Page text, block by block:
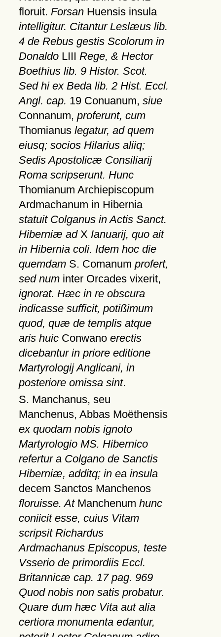
floruit. ForsanHuensis insula
intelligitur. Citantur Leslæus lib.
4 de Rebus gestis Scolorum in
DonaldoLIII Rege, & Hector
Boethius lib. 9 Histor. Scot.
Sed hi ex Beda lib. 2 Hist. Eccl.
Angl. cap. 19 Conuanum, siue
Connanum, proferunt, cum
Thomianus legatur, ad quem
eiusq; socios Hilarius aliiq;
Sedis Apostolicæ Consiliarij
Roma scripserunt. Hunc
Thomianum Archiepiscopum
Ardmachanum in Hibernia
statuit Colganus in Actis Sanct.
Hiberniæ adX Ianuarij, quo ait
in Hibernia coli. Idem hoc die
quemdamS. Comanum profert,
sed numinter Orcades vixerit,
ignorat. Hæc in re obscura
indicasse sufficit, potißimum
quod, quæ de templis atque
aris huicConwano erectis
dicebantur in priore editione
Martyrologij Anglicani, in
posteriore omissa sint.
S. Manchanus, seu
Manchenus, Abbas Moëthensis
ex quodam nobis ignoto
Martyrologio MS. Hibernico
refertur a Colgano de Sanctis
Hiberniæ, additq; in ea insula
decem Sanctos Manchenos
floruisse. AtManchenum hunc
coniicit esse, cuius Vitam
scripsit Richardus
Ardmachanus Episcopus, teste
Vsserio de primordiis Eccl.
Britannicæ cap. 17 pag. 969
Quod nobis non satis probatur.
Quare dum hæc Vita aut alia
certiora monumenta edantur,